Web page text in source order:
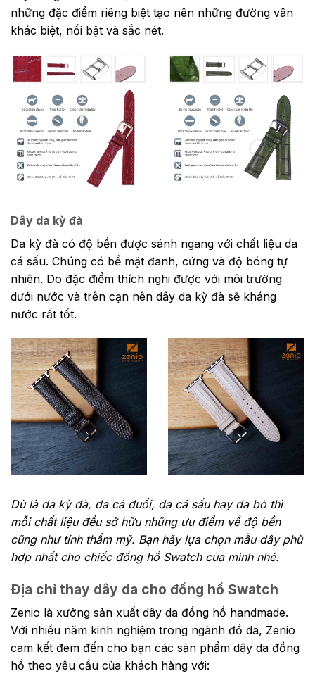
những đặc điểm riêng biệt tạo nên những đường vân
khác biệt, nổi bật và sắc nét.
Dây da kỳ đà
Da kỳ đà có độ bền được sánh ngang với chất liệu da
cá sấu. Chúng có bề mặt đanh, cứng và độ bóng tự
nhiên. Do đặc điểm thích nghi được với môi trường
dưới nước và trên cạn nên dây da kỳ đà sẽ kháng
nước rất tốt.
Dù là da kỳ đà, da cá đuối, da cá sấu hay da bò thì
mỗi chất liệu đều sở hữu những ưu điểm về độ bền
cũng như tính thẩm mỹ. Bạn hãy lựa chọn mẫu dây phù
hợp nhất cho chiếc đồng hồ Swatch của mình nhé.
Địa chỉ thay dây da cho đồng hồ Swatch
Zenio là xưởng sản xuất dây da đồng hồ handmade.
Với nhiều năm kinh nghiệm trong ngành đồ da, Zenio
cam kết đem đến cho bạn các sản phẩm dây da đồng
hồ theo yêu cầu của khách hàng với: